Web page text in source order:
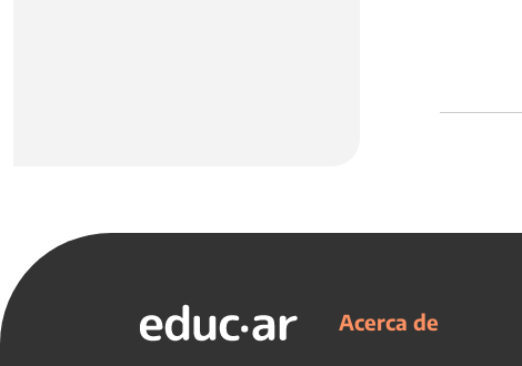
Acerca de